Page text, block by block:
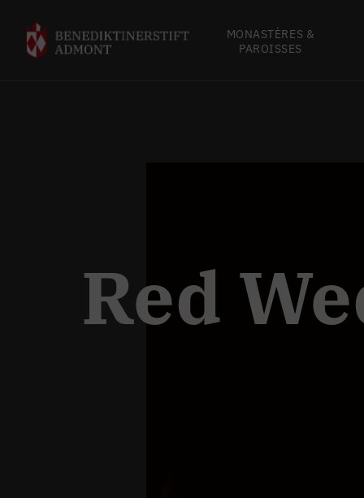
MONASTÈRES &
PAROISSES
Red